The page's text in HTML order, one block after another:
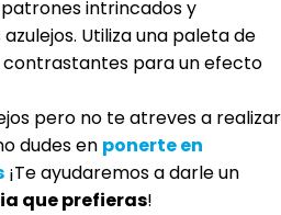
intrincados y
Utiliza una paleta de
para un efecto
pero no te atreves a realizar
dudes en ponerte en
¡Te ayudaremos a darle un
que prefieras!